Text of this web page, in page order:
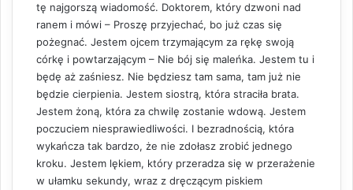
tę najgorszą wiadomość. Doktorem, który dzwoni nad
ranem i mówi – Proszę przyjechać, bo już czas się
pożegnać. Jestem ojcem trzymającym za rękę swoją
córkę i powtarzającym – Nie bój się maleńka. Jestem tu i
będę aż zaśniesz. Nie będziesz tam sama, tam już nie
będzie cierpienia. Jestem siostrą, która straciła brata.
Jestem żoną, która za chwilę zostanie wdową. Jestem
poczuciem niesprawiedliwości. I bezradnością, która
wykańcza tak bardzo, że nie zdołasz zrobić jednego
kroku. Jestem lękiem, który przeradza się w przerażenie
w ułamku sekundy, wraz z dręczącym piskiem